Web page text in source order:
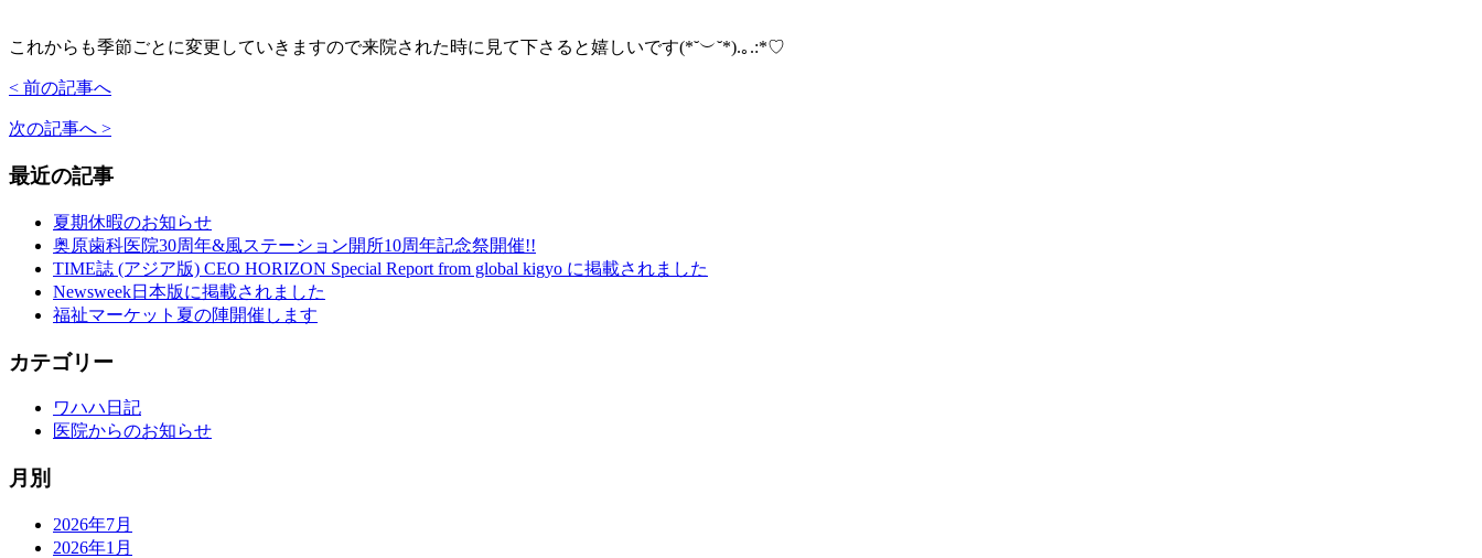
これからも季節ごとに変更していきますので来院された時に見て下さると嬉しいです(*˘︶˘*).｡.:*♡
< 前の記事へ
次の記事へ >
最近の記事
夏期休暇のお知らせ
奥原歯科医院30周年&風ステーション開所10周年記念祭開催!!
TIME誌 (アジア版) CEO HORIZON Special Report from global kigyo に掲載されました
Newsweek日本版に掲載されました
福祉マーケット夏の陣開催します
カテゴリー
ワハハ日記
医院からのお知らせ
月別
2026年7月
2026年1月